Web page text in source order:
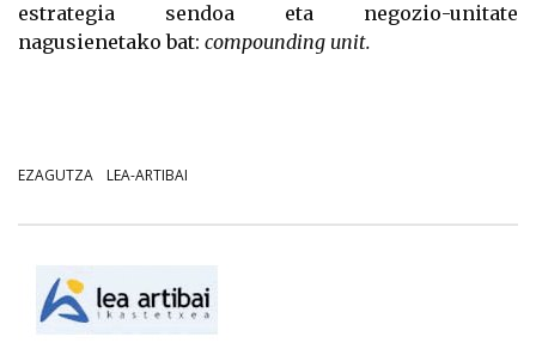
estrategia sendoa
eta
negozio-unitate
nagusienetako bat: compounding unit.
EZAGUTZA LEA-ARTIBAI